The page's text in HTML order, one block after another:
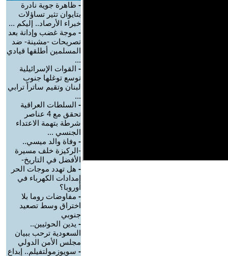
- ظاهرة جوية نادرة
بتايوان تثير تساؤلات
خبراء الأرصاد.. إليكم ...
- موجة غضب وإدانة بعد
تصريحات -مشينة- ضد
المسلمين أطلقها قيادي
...
- القوات الإسرائيلية
توسع توغلها جنوب
لبنان وتقيم ساتراً ترابي
...
- السلطات العراقية
تحقق مع 4 عناصر
شرطة بتهمة الاعتداء
الجنسي ...
- وفاة والد ميسي..
-الركيزة خلف مسيرة
الأفضل في التاريخ-
- هل تهدد موجات الحر
إمدادات الكهرباء في
أوروبا؟
- مفاوضات روما بلا
اختراق وسط تصعيد
جنوبي
- يدين الحوثيين..
السعودية ترحب ببيان
مجلس الأمن الدولي
- سويوزمولتفيلم.. إبداع